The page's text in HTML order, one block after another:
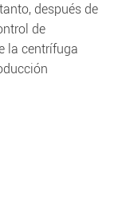
después de
de
la centrífuga